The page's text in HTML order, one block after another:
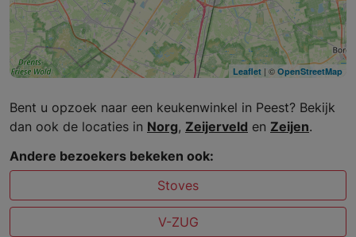
Leaflet | © OpenStreetMap
Bent u opzoek naar een keukenwinkel in Peest? Bekijk
dan ook de locaties in Norg, Zeijerveld en Zeijen.
Andere bezoekers bekeken ook:
Stoves
V-ZUG